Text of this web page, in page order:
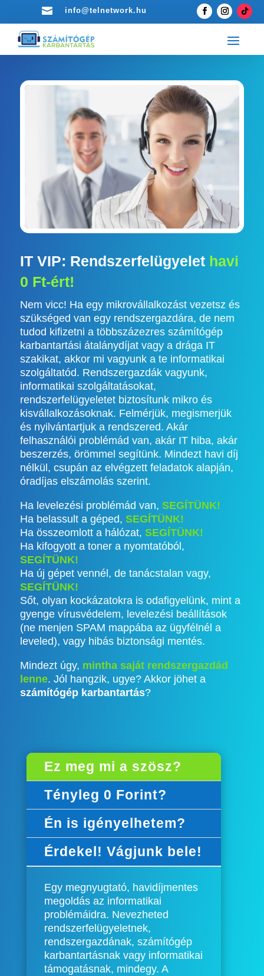
 info@telnetwork.hu
IT VIP: Rendszerfelügyelet havi
0 Ft-ért!
Nem vicc! Ha egy mikrovállalkozást vezetsz és
szükséged van egy rendszergazdára, de nem
tudod kifizetni a többszázezres számítógép
karbantartási átalánydíjat vagy a drága IT
szakikat, akkor mi vagyunk a te informatikai
szolgáltatód. Rendszergazdák vagyunk,
informatikai szolgáltatásokat,
rendszerfelügyeletet biztosítunk mikro és
kisvállalkozásoknak. Felmérjük, megismerjük
és nyilvántartjuk a rendszered. Akár
felhasználói problémád van, akár IT hiba, akár
beszerzés, örömmel segítünk. Mindezt havi díj
nélkül, csupán az elvégzett feladatok alapján,
óradíjas elszámolás szerint.
Ha levelezési problémád van, SEGÍTÜNK!
Ha belassult a géped, SEGÍTÜNK!
Ha összeomlott a hálózat, SEGÍTÜNK!
Ha kifogyott a toner a nyomtatóból,
SEGÍTÜNK!
Ha új gépet vennél, de tanácstalan vagy,
SEGÍTÜNK!
Sőt, olyan kockázatokra is odafigyelünk, mint a
gyenge vírusvédelem, levelezési beállítások
(ne menjen SPAM mappába az ügyfélnél a
leveled), vagy hibás biztonsági mentés.
Mindezt úgy, mintha saját rendszergazdád
lenne. Jól hangzik, ugye? Akkor jöhet a
számítógép karbantartás?
Ez meg mi a szösz?
Tényleg 0 Forint?
Én is igényelhetem?
Érdekel! Vágjunk bele!
Egy megnyugtató, havidíjmentes
megoldás az informatikai
problémáidra. Nevezheted
rendszerfelügyeletnek,
rendszergazdának, számítógép
karbantartásnak vagy informatikai
támogatásnak, mindegy. A